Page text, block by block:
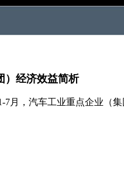
）经济效益简析
月，汽车工业重点企业（